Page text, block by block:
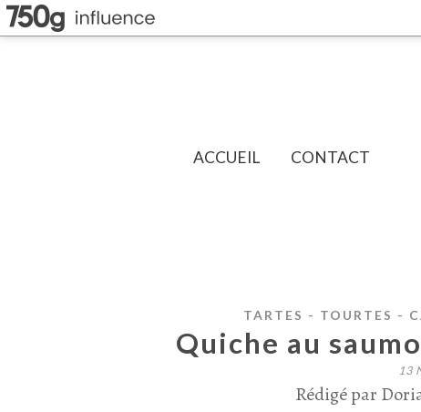
ACCUEIL CONTACT
TARTES - TOURTES -
Quiche au
13
Rédigé par